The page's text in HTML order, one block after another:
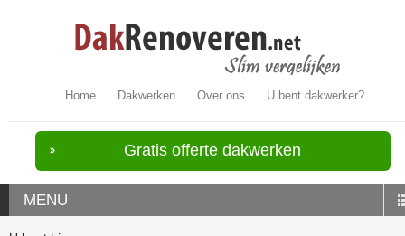
Home Dakwerken Over ons U bent dakwerker?
Gratis offerte dakwerken
MENU